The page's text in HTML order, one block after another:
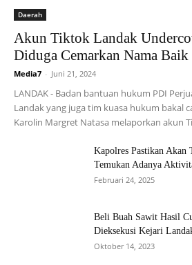
Daerah
Akun Tiktok Landak
Diduga Cemarkan Nama
Media7 - Juni 21, 2024
LANDAK - Badan bantuan hukum PDI
Landak yang juga tim kuasa hukum bakal
Karolin Margret Natasa melaporkan akun
Kapolres Pastikan Akan
Temukan Adanya
Februari 24, 2025
Beli Buah Sawit Hasil
Dieksekusi Kejari
Oktober 14, 2023